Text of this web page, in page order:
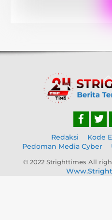
Redaksi
Kode
Pedoman Media Cyber
© 2022 Strighttimes All